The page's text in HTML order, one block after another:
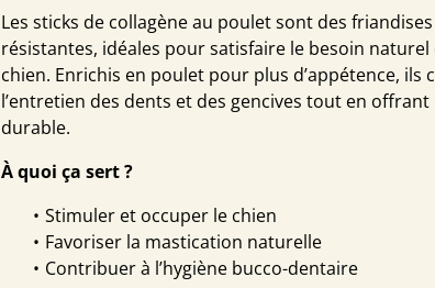
Les sticks de collagène au poulet sont des
résistantes, idéales pour satisfaire le besoin
chien. Enrichis en poulet pour plus d’appétence,
l’entretien des dents et des gencives tout en
durable.
À quoi ça sert ?
Stimuler et occuper le chien
Favoriser la mastication naturelle
Contribuer à l’hygiène bucco-dentaire